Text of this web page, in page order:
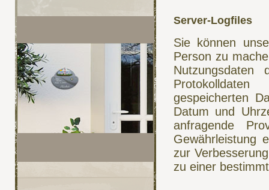
Server-Logfiles
Sie können
Person zu
gespeicherten
Datum und
anfragende
Gewährleistung
zur
zu einer